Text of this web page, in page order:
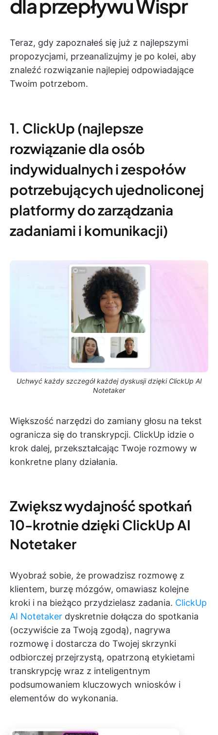
dla przepływu Wispr
Teraz, gdy zapoznałeś się już z najlepszymi
propozycjami, przeanalizujmy je po kolei, aby
znaleźć rozwiązanie najlepiej odpowiadające
Twoim potrzebom.
1. ClickUp (najlepsze
rozwiązanie dla osób
indywidualnych i zespołów
potrzebujących ujednoliconej
platformy do zarządzania
zadaniami i komunikacji)
Uchwyć każdy szczegół każdej dyskusji dzięki ClickUp AI
Notetaker
Większość narzędzi do zamiany głosu na tekst
ogranicza się do transkrypcji. ClickUp idzie o
krok dalej, przekształcając Twoje rozmowy w
konkretne plany działania.
Zwiększ wydajność spotkań
10-krotnie dzięki ClickUp AI
Notetaker
Wyobraź sobie, że prowadzisz rozmowę z
klientem, burzę mózgów, omawiasz kolejne
kroki i na bieżąco przydzielasz zadania. ClickUp
AI Notetaker dyskretnie dołącza do spotkania
(oczywiście za Twoją zgodą), nagrywa
rozmowę i dostarcza do Twojej skrzynki
odbiorczej przejrzystą, opatrzoną etykietami
transkrypcję wraz z inteligentnym
podsumowaniem kluczowych wniosków i
elementów do wykonania.